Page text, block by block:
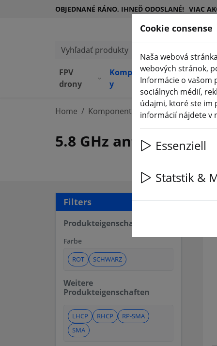
OBJEDNANÉ RÁNO, IHNEĎ ODOSLANÉ! VIAC
Vyhľadať produkty
FPV
drony
Komponent
y(aktuelle Seite)
Zariadeni
e
Home Komponenty FPV antény
5.8 GHz antény
Filters
Produkteigenschaften
Farbe
ROT SCHWARZ
Weitere
Produkteigenschaften
LHCP RHCP
RP-SMA
SMA
Cookie consense
Naša webová
webových stránok,
Informácie o vašom
sociálnych médií,
údajmi, ktoré ste im
informácií nájdete v
Essenziell
Statstik &